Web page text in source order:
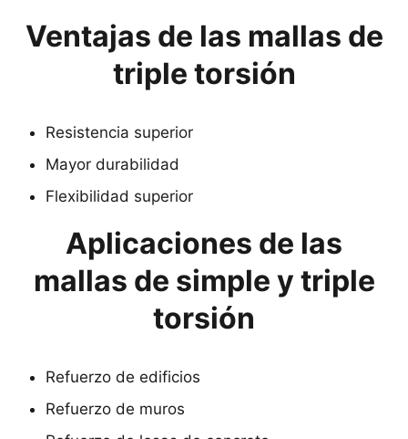
Ventajas de las mallas de
triple torsión
Resistencia superior
Mayor durabilidad
Flexibilidad superior
Aplicaciones de las
mallas de simple y triple
torsión
Refuerzo de edificios
Refuerzo de muros